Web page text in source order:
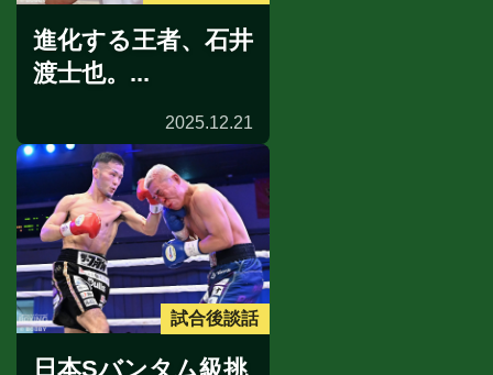
進化する王者、石井
渡士也。...
2025.12.21
試合後談話
日本Sバンタム級挑